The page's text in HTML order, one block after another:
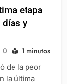
etapa
días y
0 1 minutos
de la peor
la última